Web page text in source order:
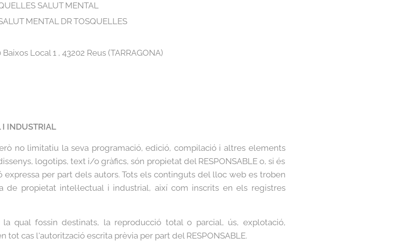
SALUT MENTAL
MENTAL DR TOSQUELLES
Local 1 , 43202 Reus (TARRAGONA)
I INDUSTRIAL
no limitatiu la seva programació, edició, compilació i altres elements
logotips, text i/o gràfics, són propietat del RESPONSABLE o, si és
per part dels autors. Tots els continguts del lloc web es troben
propietat intel·lectual i industrial, així com inscrits en els registres
qual fossin destinats, la reproducció total o parcial, ús, explotació,
cas l'autorització escrita prèvia per part del RESPONSABLE.